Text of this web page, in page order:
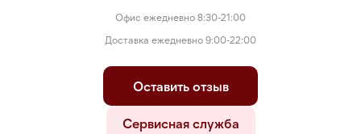
Офис ежедневно 8:30-21:00
Доставка ежедневно 9:00-22:00
Оставить отзыв
Сервисная служба